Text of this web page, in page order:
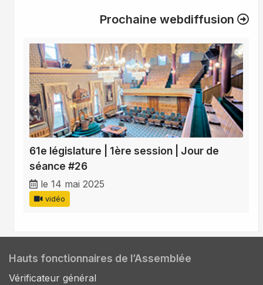
Prochaine webdiffusion
61e législature | 1ère session | Jour de
séance #26
le 14 mai 2025
vidéo
Hauts fonctionnaires de l’Assemblée
Vérificateur général